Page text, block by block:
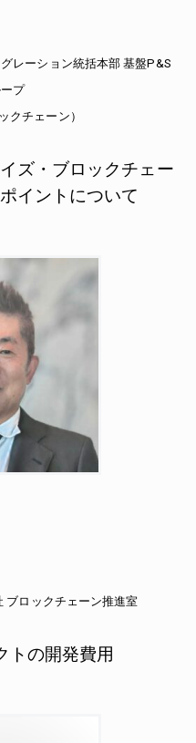
レーション統括本部 基盤P&S
プ
クチェーン）
ズ・ブロックチェー
イントについて
ブロックチェーン推進室
トの開発費用